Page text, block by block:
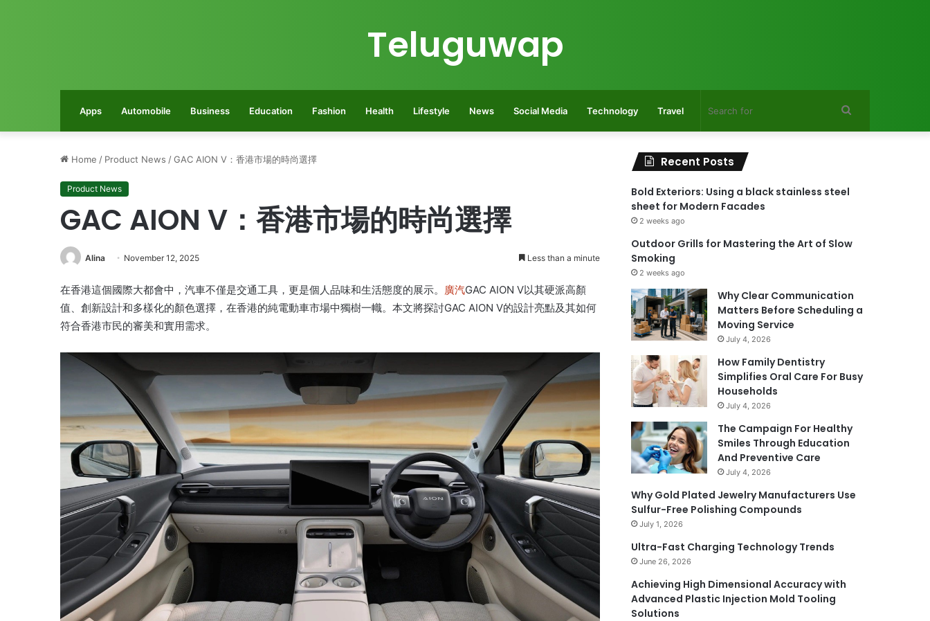
Teluguwap
Apps Automobile Business Education Fashion Health Lifestyle News Social Media Technology Travel
Home / Product News /GAC AION V：香港市場的時尚選擇
Product News
GAC AION V：香港市場的時尚選擇
Alina November 12, 2025 Less than a minute
在香港這個國際大都會中，汽車不僅是交通工具，更是個人品味和生活態度的展示。 廣汽GAC AION V以其硬派高顏
值、創新設計和多樣化的顏色選擇，在香港的純電動車市場中獨樹一幟。本文將探討GAC AION V的設計亮點及其如何
符合香港市民的審美和實用需求。
Recent Posts
Bold Exteriors: Using a black stainless steel
sheet for Modern Facades
2 weeks ago
Outdoor Grills for Mastering the Art of Slow
Smoking
2 weeks ago
Why Clear Communication
Matters Before Scheduling a
Moving Service
July 4, 2026
How Family Dentistry
Simplifies Oral Care For Busy
Households
July 4, 2026
The Campaign For Healthy
Smiles Through Education
And Preventive Care
July 4, 2026
Why Gold Plated Jewelry Manufacturers Use
Sulfur-Free Polishing Compounds
July 1, 2026
Ultra-Fast Charging Technology Trends
June 26, 2026
Achieving High Dimensional Accuracy with
Advanced Plastic Injection Mold Tooling
Solutions